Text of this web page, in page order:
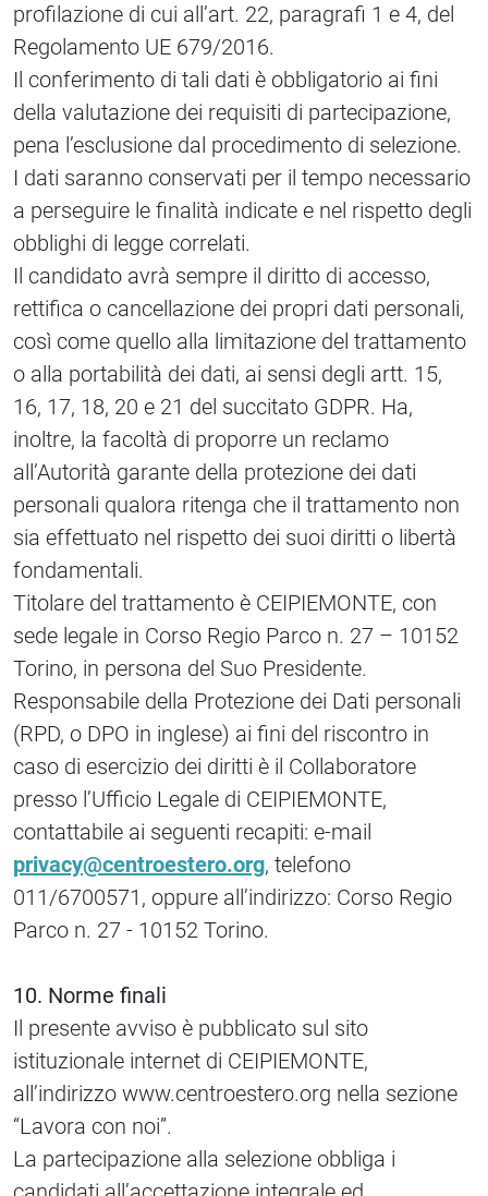
profilazione di cui all’art. 22, paragrafi 1 e 4, del
Regolamento UE 679/2016.
Il conferimento di tali dati è obbligatorio ai fini
della valutazione dei requisiti di partecipazione,
pena l’esclusione dal procedimento di selezione.
I dati saranno conservati per il tempo necessario
a perseguire le finalità indicate e nel rispetto degli
obblighi di legge correlati.
Il candidato avrà sempre il diritto di accesso,
rettifica o cancellazione dei propri dati personali,
così come quello alla limitazione del trattamento
o alla portabilità dei dati, ai sensi degli artt. 15,
16, 17, 18, 20 e 21 del succitato GDPR. Ha,
inoltre, la facoltà di proporre un reclamo
all’Autorità garante della protezione dei dati
personali qualora ritenga che il trattamento non
sia effettuato nel rispetto dei suoi diritti o libertà
fondamentali.
Titolare del trattamento è CEIPIEMONTE, con
sede legale in Corso Regio Parco n. 27 – 10152
Torino, in persona del Suo Presidente.
Responsabile della Protezione dei Dati personali
(RPD, o DPO in inglese) ai fini del riscontro in
caso di esercizio dei diritti è il Collaboratore
presso l’Ufficio Legale di CEIPIEMONTE,
contattabile ai seguenti recapiti: e-mail
privacy@centroestero.org, telefono
011/6700571, oppure all’indirizzo: Corso Regio
Parco n. 27 - 10152 Torino.
10. Norme finali
Il presente avviso è pubblicato sul sito
istituzionale internet di CEIPIEMONTE,
all’indirizzo www.centroestero.org nella sezione
“Lavora con noi”.
La partecipazione alla selezione obbliga i